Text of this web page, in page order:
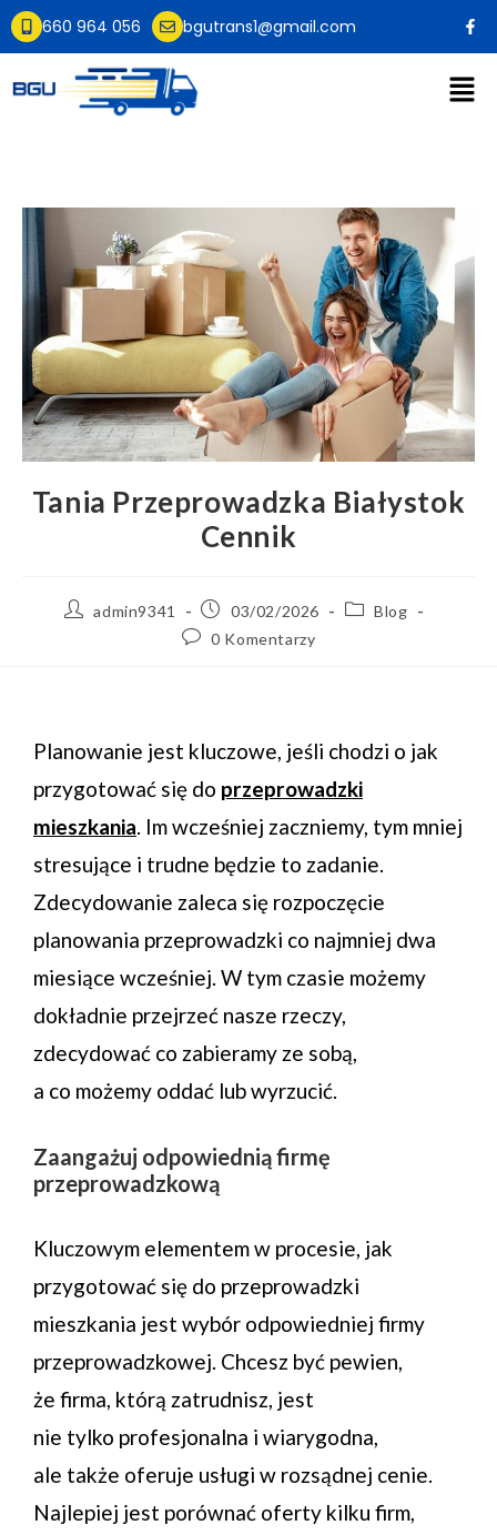
660 964 056 bgutrans1@gmail.com
Tania Przeprowadzka Białystok
Cennik
admin9341 03/02/2026
Blog
0 Komentarzy
Planowanie jest kluczowe, jeśli chodzi o jak
przygotować się do przeprowadzki
mieszkania. Im wcześniej zaczniemy, tym mniej
stresujące i trudne będzie to zadanie.
Zdecydowanie zaleca się rozpoczęcie
planowania przeprowadzki co najmniej dwa
miesiące wcześniej. W tym czasie możemy
dokładnie przejrzeć nasze rzeczy,
zdecydować co zabieramy ze sobą,
a co możemy oddać lub wyrzucić.
Zaangażuj odpowiednią firmę
przeprowadzkową
Kluczowym elementem w procesie, jak
przygotować się do przeprowadzki
mieszkania jest wybór odpowiedniej firmy
przeprowadzkowej. Chcesz być pewien,
że firma, którą zatrudnisz, jest
nie tylko profesjonalna i wiarygodna,
ale także oferuje usługi w rozsądnej cenie.
Najlepiej jest porównać oferty kilku firm,